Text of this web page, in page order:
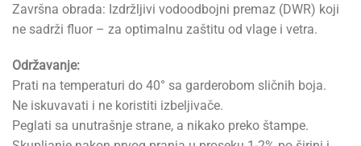
Završna obrada: Izdržljivi vodoodbojni premaz (DWR) koji
ne sadrži fluor – za optimalnu zaštitu od vlage i vetra.
Održavanje:
Prati na temperaturi do 40° sa garderobom sličnih boja.
Ne iskuvavati i ne koristiti izbeljivače.
Peglati sa unutrašnje strane, a nikako preko štampe.